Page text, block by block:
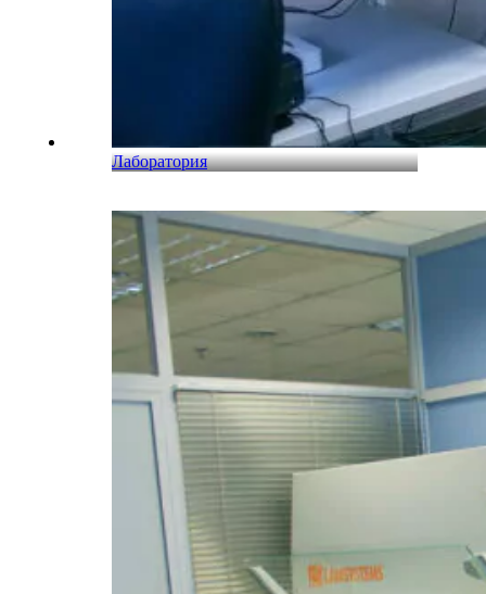
Лаборатория